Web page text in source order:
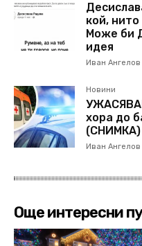
кой,
Може би
идея
Иван Ангелов
Новини
хора до
(СНИМКА)
Иван Ангелов
Още интересни